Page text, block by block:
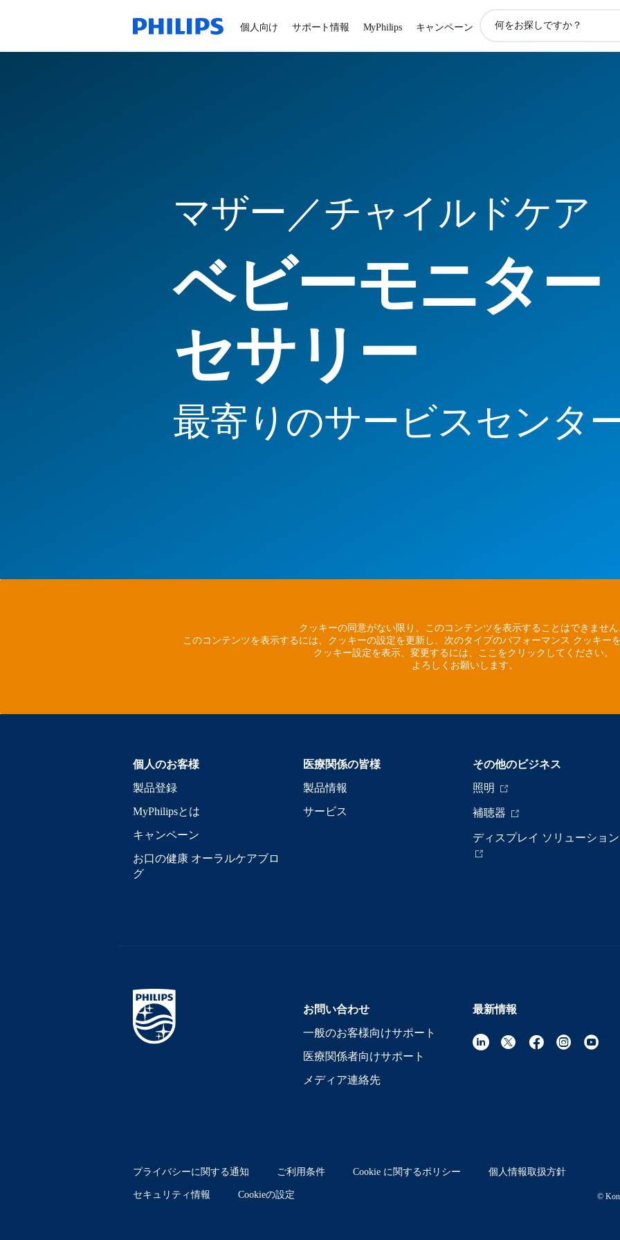
個人向け サポート情報 MyPhilips キャンペーン
マザー／チャイルドケア
ベビーモニター
セサリー
最寄りのサービスセンタ
クッキーの同意がない限り、このコンテンツを表示することはできませ
このコンテンツを表示するには、クッキーの設定を更新し、次のタイプのパフォーマンス クッキー
クッキー設定を表示、変更するには、ここをクリックしてください。
よろしくお願いします。
個人のお客様
製品登録
MyPhilipsとは
キャンペーン
お口の健康 オーラルケアブロ
グ
医療関係の皆様
製品情報
サービス
その他のビジネス
照明
補聴器
ディスプレイ ソリューション
お問い合わせ
一般のお客様向けサポート
医療関係者向けサポート
メディア連絡先
最新情報
プライバシーに関する通知 ご利用条件 Cookie に関するポリシー 個人情報取扱方針
セキュリティ情報 Cookieの設定 ©